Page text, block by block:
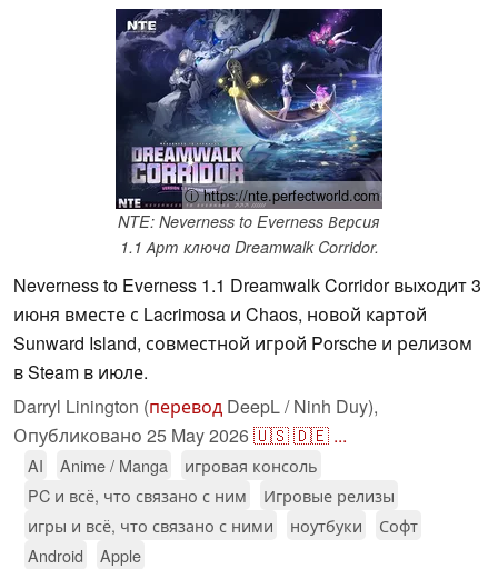
ⓘ https://nte.perfectworld.com
NTE: Neverness to Everness Версия
1.1 Арт ключа Dreamwalk Corridor.
Neverness to Everness 1.1 Dreamwalk Corridor выходит 3
июня вместе с Lacrimosa и Chaos, новой картой
Sunward Island, совместной игрой Porsche и релизом
в Steam в июле.
Darryl Linington (перевод DeepL / Ninh Duy),
Опубликовано 25 May 2026🇺🇸🇩🇪 ...
AI Anime / Manga
игровая консоль
PC и всё, что связано с ним
Игровые релизы
игры и всё, что связано с ними
ноутбуки
Софт
Android
Apple